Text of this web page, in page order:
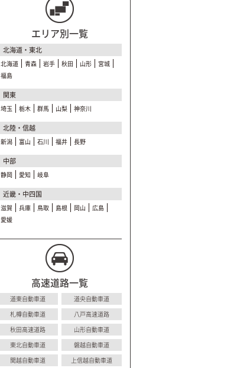
エリア別一覧
北海道・東北
北海道 青森 岩手 秋田 山形
宮城
福島
関東
埼玉 栃木 群馬 山梨 神奈川
北陸・信越
新潟 富山 石川 福井 長野
中部
静岡 愛知 岐阜
近畿・中四国
滋賀 兵庫 鳥取 島根 岡山
広島
愛媛
高速道路一覧
道東自動車道
道央自動車道
札樽自動車道
八戸高速道路
秋田高速道路
山形自動車道
東北自動車道
磐越自動車道
関越自動車道
上信越自動車道